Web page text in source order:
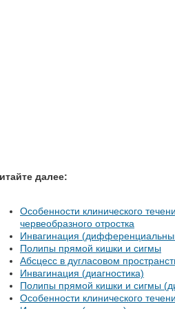
далее:
Особенности клинического
червеобразного отростка
Инвагинация
Полипы прямой кишки и сигмы
Абсцесс в дугласовом
Инвагинация (диагностика)
Полипы прямой кишки и сигмы
Особенности клинического